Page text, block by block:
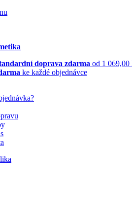
doprava zdarma od 1 069,00
ke každé objednávce